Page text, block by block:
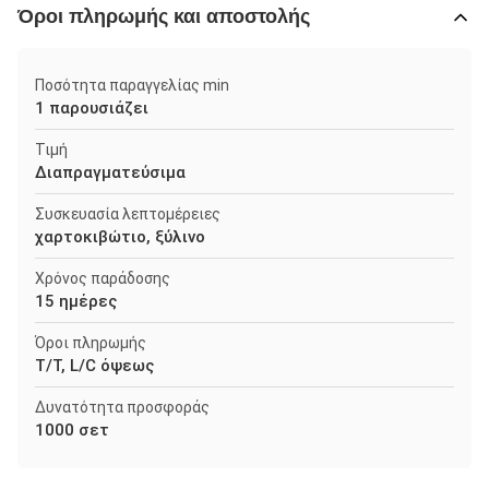
Όροι πληρωμής και αποστολής
Ποσότητα παραγγελίας min
1 παρουσιάζει
Τιμή
Διαπραγματεύσιμα
Συσκευασία λεπτομέρειες
χαρτοκιβώτιο, ξύλινο
Χρόνος παράδοσης
15 ημέρες
Όροι πληρωμής
T/T, L/C όψεως
Δυνατότητα προσφοράς
1000 σετ